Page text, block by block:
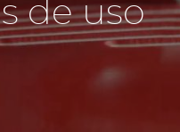
de uso